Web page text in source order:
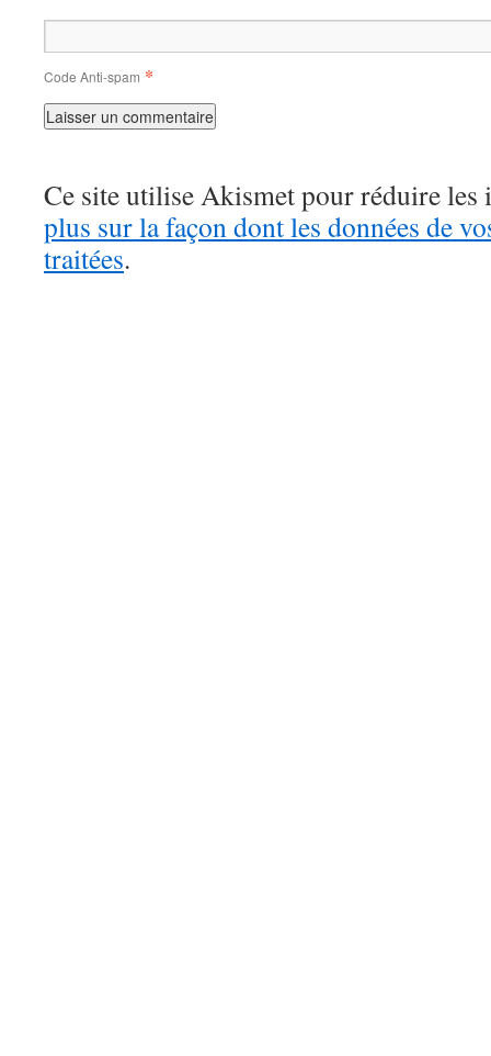
Code Anti-spam *
Ce site utilise Akismet pour réduire les
plus sur la façon dont les données de
traitées.